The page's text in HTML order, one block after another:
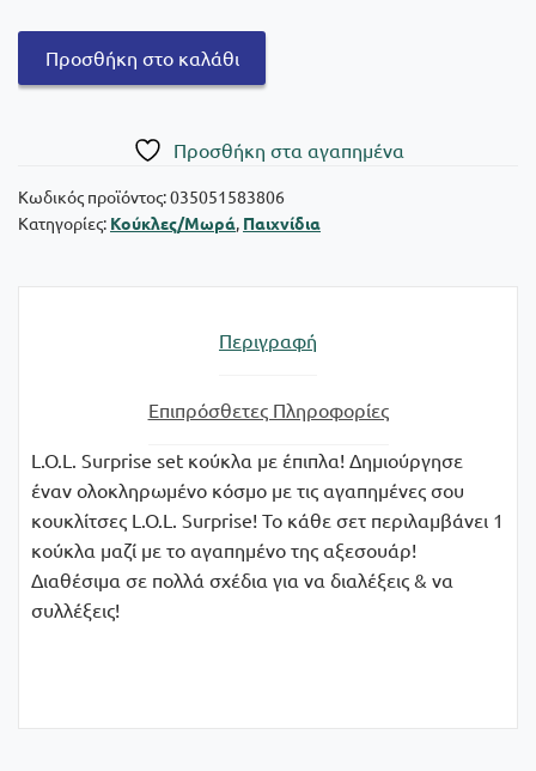
Entertainment
Δωμάτιο
με
Προσθήκη στο καλάθι
Πρoσθήκη στα αγαπημένα
Κωδικός προϊόντος:035051583806
Κατηγορίες: Κούκλες/Μωρά, Παιχνίδια
Περιγραφή
Επιπρόσθετες Πληροφορίες
L.O.L. Surprise set κούκλα με έπιπλα! Δημιούργησε
έναν ολοκληρωμένο κόσμο με τις αγαπημένες σου
κουκλίτσες L.O.L. Surprise! Το κάθε σετ περιλαμβάνει 1
κούκλα μαζί με το αγαπημένο της αξεσουάρ!
Διαθέσιμα σε πολλά σχέδια για να διαλέξεις & να
συλλέξεις!